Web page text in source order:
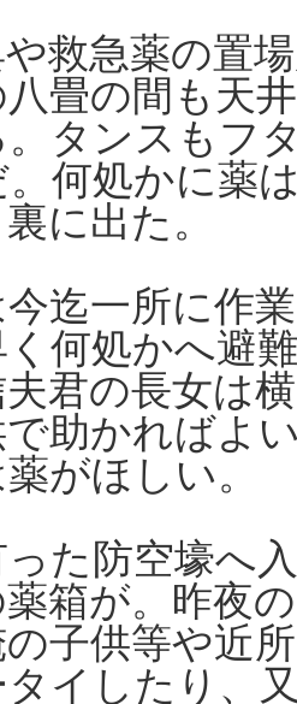
救急薬の置
畳の間も天
タンスもフ
何処かに薬
に出た。
迄一所に作
く何処かへ避
君の長女は
助かればよ
がほしい。
た防空壕へ
箱が。昨夜
子供等や近
タイしたり、